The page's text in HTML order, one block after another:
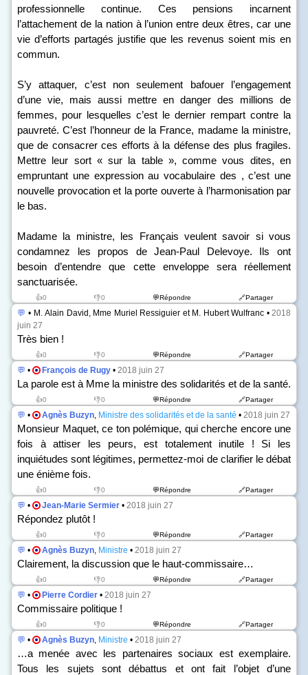
professionnelle continue. Ces pensions incarnent
l’attachement de la nation à l’union entre deux êtres, car une
vie d’efforts partagés justifie que les revenus soient mis en
commun.
S’y attaquer, c’est non seulement bafouer l’engagement
d’une vie, mais aussi mettre en danger des millions de
femmes, pour lesquelles c’est le dernier rempart contre la
pauvreté. C’est l’honneur de la France, madame la ministre,
que de consacrer ces efforts à la défense des plus fragiles.
Mettre leur sort « sur la table », comme vous dites, en
empruntant une expression au vocabulaire des , c’est une
nouvelle provocation et la porte ouverte à l’harmonisation par
le bas.
Madame la ministre, les Français veulent savoir si vous
condamnez les propos de Jean-Paul Delevoye. Ils ont
besoin d’entendre que cette enveloppe sera réellement
sanctuarisée.
👍0 👎0 💬Répondre 🔗Partager
💬 • M. Alain David, Mme Muriel Ressiguier et M. Hubert Wulfranc • 2018
juin 27
Très bien !
👍0 👎0 💬Répondre 🔗Partager
💬 • François de Rugy • 2018 juin 27
La parole est à Mme la ministre des solidarités et de la santé.
👍0 👎0 💬Répondre 🔗Partager
💬 • Agnès Buzyn, Ministre des solidarités et de la santé • 2018 juin 27
Monsieur Maquet, ce ton polémique, qui cherche encore une
fois à attiser les peurs, est totalement inutile ! Si les
inquiétudes sont légitimes, permettez-moi de clarifier le débat
une énième fois.
👍0 👎0 💬Répondre 🔗Partager
💬 • Jean-Marie Sermier • 2018 juin 27
Répondez plutôt !
👍0 👎0 💬Répondre 🔗Partager
💬 • Agnès Buzyn, Ministre • 2018 juin 27
Clairement, la discussion que le haut-commissaire…
👍0 👎0 💬Répondre 🔗Partager
💬 • Pierre Cordier • 2018 juin 27
Commissaire politique !
👍0 👎0 💬Répondre 🔗Partager
💬 • Agnès Buzyn, Ministre • 2018 juin 27
…a menée avec les partenaires sociaux est exemplaire.
Tous les sujets sont débattus et ont fait l’objet d’une